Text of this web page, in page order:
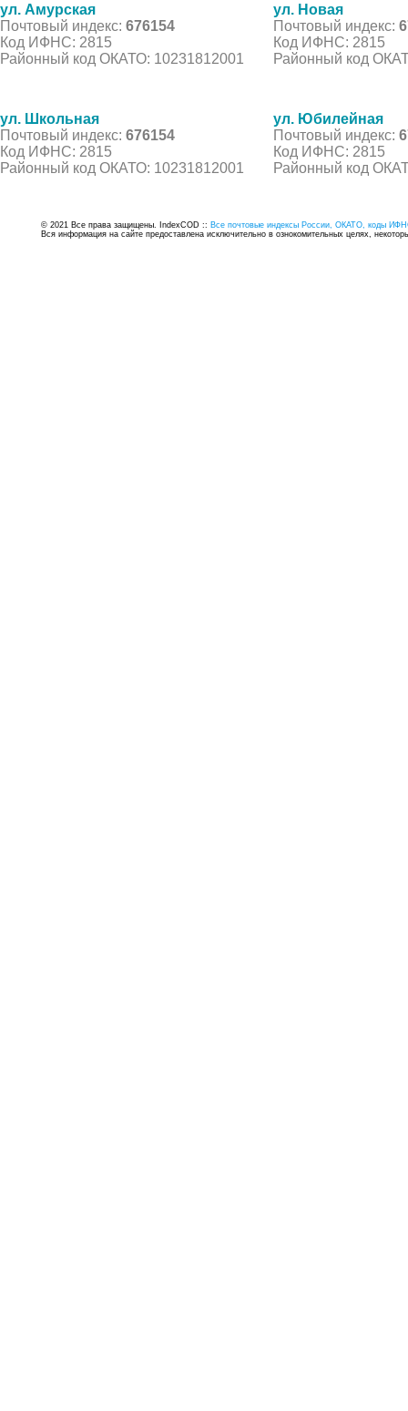
ул. Амурская
Почтовый индекс: 676154
Код ИФНС: 2815
Районный код ОКАТО: 10231812001
ул. Новая
Почтовый индекс:
Код ИФНС: 2815
Районный код
ул. Школьная
Почтовый индекс: 676154
Код ИФНС: 2815
Районный код ОКАТО: 10231812001
ул. Юбилейная
Почтовый индекс:
Код ИФНС: 2815
Районный код
© 2021 Все права защищены. IndexCOD :: Все почтовые индексы России, ОКАТО, коды
Вся информация на сайте предоставлена исключительно в ознокомительных целях,